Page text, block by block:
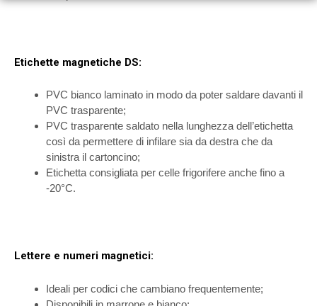
Etichette magnetiche DS:
PVC bianco laminato in modo da poter saldare davanti il
PVC trasparente;
PVC trasparente saldato nella lunghezza dell’etichetta
così da permettere di infilare sia da destra che da
sinistra il cartoncino;
Etichetta consigliata per celle frigorifere anche fino a
-20°C.
Lettere e numeri magnetici:
Ideali per codici che cambiano frequentemente;